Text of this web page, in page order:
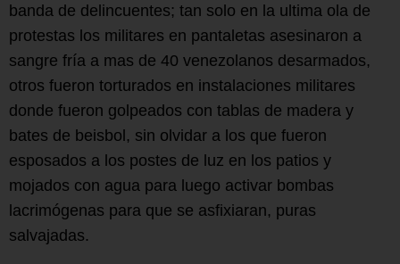
banda de delincuentes; tan solo en la ultima ola de
protestas los militares en pantaletas asesinaron a
sangre fría a mas de 40 venezolanos desarmados,
otros fueron torturados en instalaciones militares
donde fueron golpeados con tablas de madera y
bates de beisbol, sin olvidar a los que fueron
esposados a los postes de luz en los patios y
mojados con agua para luego activar bombas
lacrimógenas para que se asfixiaran, puras
salvajadas.